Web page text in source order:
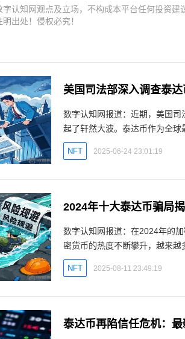
字认知网观点及立场，不构成本平台任何投资
出处！侵权必究！
美国司法部深入调查泰
数字认知网报道：近期，美国
起了轩然大波。泰达币作为全
而此次调查使得这一宣称再次
NFT 2025-06-24 23:01:19
2024年十大泰达币骗局
数字认知网报道：在2024年的
密货币的热度不断攀升，越来
用投资者的热情和对加密货币
NFT 2025-08-11 23:49:19
泰达币再陷信任危机：